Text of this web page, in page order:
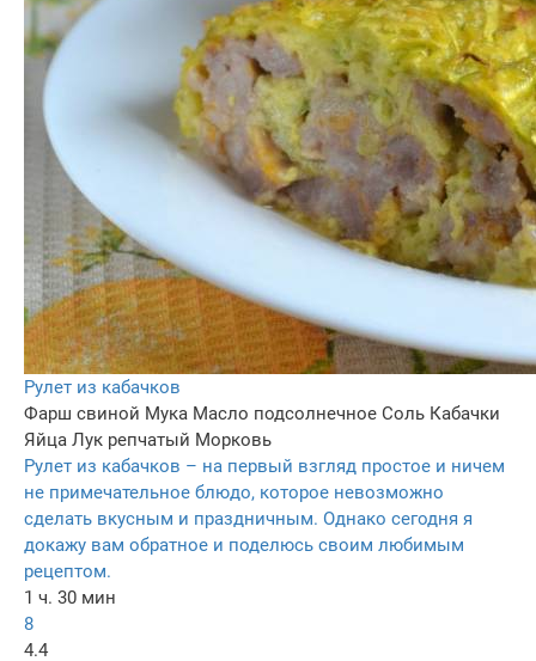
Рулет из кабачков
Фарш свиной Мука Масло подсолнечное Соль Кабачки
Яйца Лук репчатый Морковь
Рулет из кабачков – на первый взгляд простое и ничем
не примечательное блюдо, которое невозможно
сделать вкусным и праздничным. Однако сегодня я
докажу вам обратное и поделюсь своим любимым
рецептом.
1 ч. 30 мин
8
4.4